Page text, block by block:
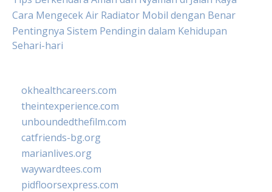
Cara Mengecek Air Radiator Mobil dengan Benar
Pentingnya Sistem Pendingin dalam Kehidupan
Sehari-hari
okhealthcareers.com
theintexperience.com
unboundedthefilm.com
catfriends-bg.org
marianlives.org
waywardtees.com
pidfloorsexpress.com